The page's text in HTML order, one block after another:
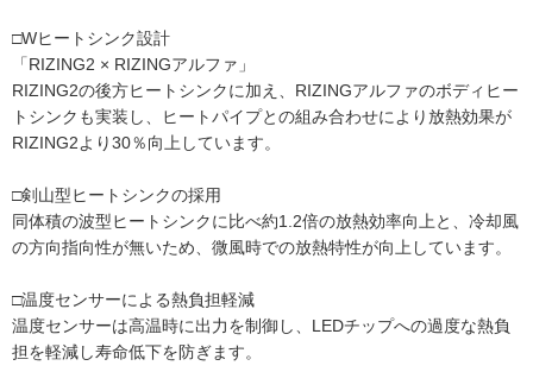
□Wヒートシンク設計
「RIZING2 × RIZINGアルファ」
RIZING2の後方ヒートシンクに加え、RIZINGアルファのボディヒー
トシンクも実装し、ヒートパイプとの組み合わせにより放熱効果が
RIZING2より30％向上しています。
□剣山型ヒートシンクの採用
同体積の波型ヒートシンクに比べ約1.2倍の放熱効率向上と、冷却風
の方向指向性が無いため、微風時での放熱特性が向上しています。
□温度センサーによる熱負担軽減
温度センサーは高温時に出力を制御し、LEDチップへの過度な熱負
担を軽減し寿命低下を防ぎます。